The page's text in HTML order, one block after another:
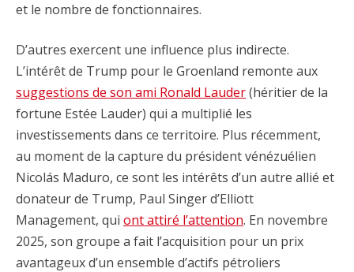
et le nombre de fonctionnaires.
D’autres exercent une influence plus indirecte.
L’intérêt de Trump pour le Groenland remonte aux
suggestions de son ami Ronald Lauder(héritier de la
fortune Estée Lauder) qui a multiplié les
investissements dans ce territoire. Plus récemment,
au moment de la capture du président vénézuélien
Nicolás Maduro, ce sont les intérêts d’un autre allié et
donateur de Trump, Paul Singer d’Elliott
Management, qui ont attiré l’attention. En novembre
2025, son groupe a fait l’acquisition pour un prix
avantageux d’un ensemble d’actifs pétroliers